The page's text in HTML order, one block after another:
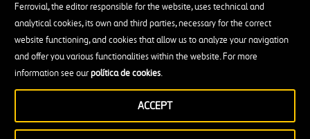
Ferrovial, the editor responsible for the website, uses technical and
analytical cookies, its own and third parties, necessary for the correct
website functioning, and cookies that allow us to analyze your navigation
and offer you various functionalities within the website. For more
information see ourpolítica de cookies.
ACCEPT